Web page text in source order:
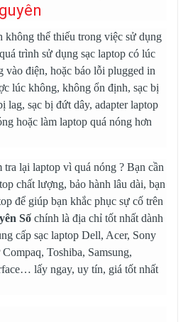
không thể thiếu trong việc sử dụng
trình sử dụng sạc laptop có lúc
vào điện, hoặc báo lỗi plugged in
lúc không, không ổn định, sạc bị
lag, sạc bị đứt dây, adapter laptop
hoặc làm laptop quá nóng hơn
lại laptop vì quá nóng ? Bạn cần
chất lượng, bảo hành lâu dài, bạn
để giúp bạn khắc phục sự cố trên
Số chính là địa chỉ tốt nhất dành
cấp sạc laptop Dell, Acer, Sony
Toshiba, Samsung,
lấy ngay, uy tín, giá tốt nhất